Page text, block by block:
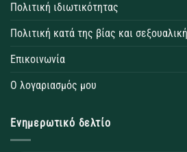
Πολιτική ιδιωτικότητας
Πολιτική κατά της βίας και
Επικοινωνία
Ο λογαριασμός μου
Ενημερωτικό δελτίο